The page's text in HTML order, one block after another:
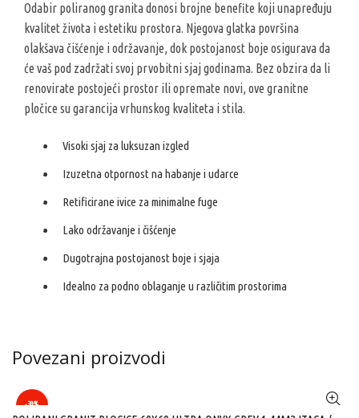
Odabir poliranog granita donosi brojne benefite koji unapređuju
kvalitet života i estetiku prostora. Njegova glatka površina
olakšava čišćenje i održavanje, dok postojanost boje osigurava da
će vaš pod zadržati svoj prvobitni sjaj godinama. Bez obzira da li
renovirate postojeći prostor ili opremate novi, ove granitne
pločice su garancija vrhunskog kvaliteta i stila.
Visoki sjaj za luksuzan izgled
Izuzetna otpornost na habanje i udarce
Retificirane ivice za minimalne fuge
Lako održavanje i čišćenje
Dugotrajna postojanost boje i sjaja
Idealno za podno oblaganje u različitim prostorima
Povezani proizvodi
-30%